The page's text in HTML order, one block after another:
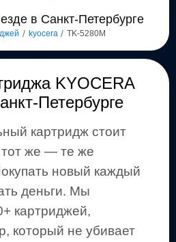
в Санкт-Петербурге
/ kyocera / TK-5280M
KYOCERA
Петербурге
картридж стоит
же — те же
новый каждый
деньги. Мы
картриджей,
который не убивает